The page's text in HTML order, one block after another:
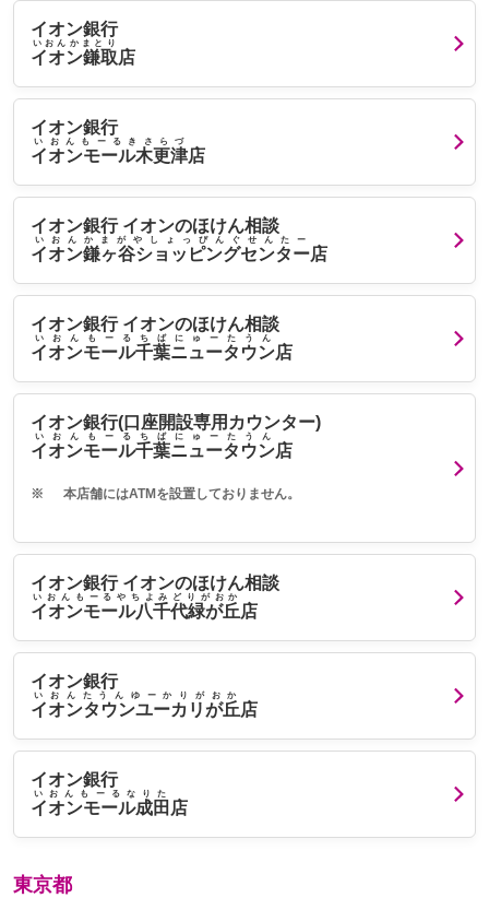
イオン銀行
イオン鎌取
いおんかまとり
店
イオン銀行
イオンモール木更津
いおんもーるきさらづ
店
イオン銀行 イオンのほけん相談
イオン鎌ヶ谷ショッピングセンター
いおんかまがやしょっぴんぐせんたー
店
イオン銀行 イオンのほけん相談
イオンモール千葉ニュータウン
いおんもーるちばにゅーたうん
店
イオン銀行(口座開設専用カウンター)
イオンモール千葉ニュータウン
いおんもーるちばにゅーたうん
店
※ 本店舗にはATMを設置しておりません。
イオン銀行 イオンのほけん相談
イオンモール八千代緑が丘
いおんもーるやちよみどりがおか
店
イオン銀行
イオンタウンユーカリが丘
いおんたうんゆーかりがおか
店
イオン銀行
イオンモール成田
いおんもーるなりた
店
東京都